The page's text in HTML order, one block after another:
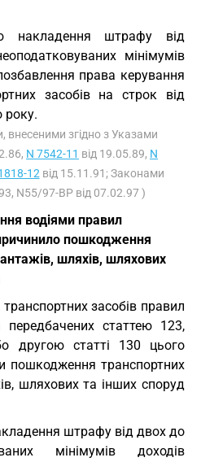
накладення штрафу від
мінімумів
права керування
засобів на строк від
року.
внесеними згідно з Указами
N 7542-11 від 19.05.89, N
12 від 15.11.91; Законами
N55/97-ВР від 07.02.97 )
водіями правил
пошкодження
шляхів, шляхових
засобів правил
статтею 123,
другою статті 130 цього
пошкодження транспортних
шляхових та інших споруд
штрафу від двох до
мінімумів доходів